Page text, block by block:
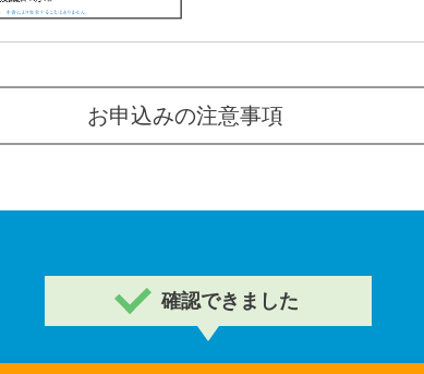
お申込みの注意事項
確認できました